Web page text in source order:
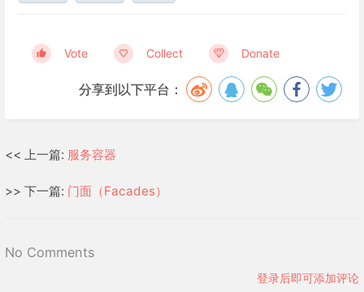
Vote Collect Donate
分享到以下平台：
<< 上一篇: 服务容器
>> 下一篇: 门面（Facades）
No Comments
登录后即可添加评论